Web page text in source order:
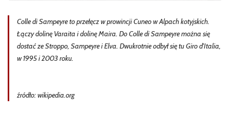
Colle di Sampeyre to przełęcz w prowincji Cuneo w Alpach kotyjskich.
Łączy dolinę Varaita i dolinę Maira. Do Colle di Sampeyre można się
dostać ze Stroppo, Sampeyre i Elva. Dwukrotnie odbył się tu Giro d'Italia,
w 1995 i 2003 roku.
źródło: wikipedia.org